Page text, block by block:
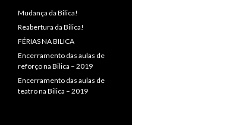
Mudança da Bilica!
Reabertura da Bilica!
FÉRIAS NA BILICA
Encerramento das aulas de
reforço na Bilica – 2019
Encerramento das aulas de
teatro na Bilica – 2019